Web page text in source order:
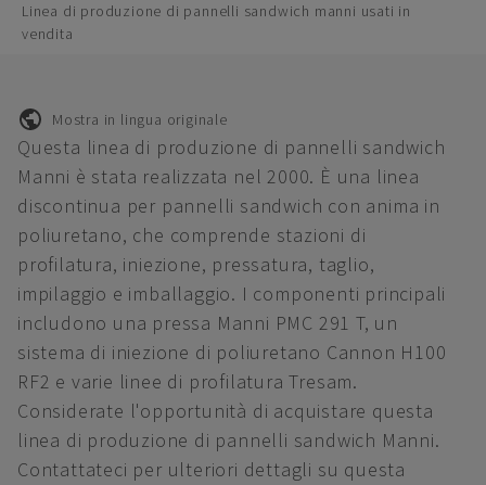
Linea di produzione di pannelli sandwich manni usati in
vendita
Mostra in lingua originale
Questa linea di produzione di pannelli sandwich
Manni è stata realizzata nel 2000. È una linea
discontinua per pannelli sandwich con anima in
poliuretano, che comprende stazioni di
profilatura, iniezione, pressatura, taglio,
impilaggio e imballaggio. I componenti principali
includono una pressa Manni PMC 291 T, un
sistema di iniezione di poliuretano Cannon H100
RF2 e varie linee di profilatura Tresam.
Considerate l'opportunità di acquistare questa
linea di produzione di pannelli sandwich Manni.
Contattateci per ulteriori dettagli su questa